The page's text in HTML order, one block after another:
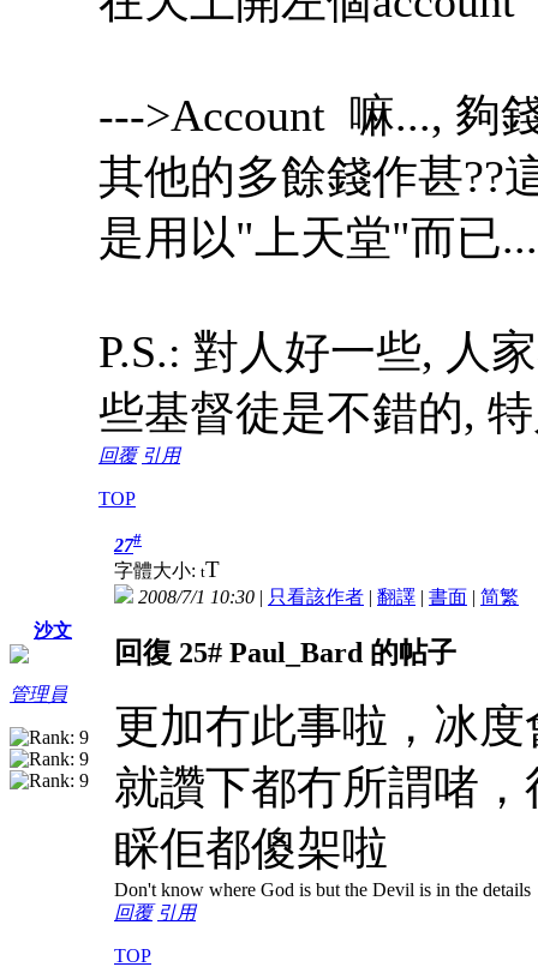
--->Account 嘛..., 夠
其他的多餘錢作甚??
是用以"上天堂"而已...
P.S.: 對人好一些, 人
些基督徒是不錯的,
回覆 引用
TOP
沙文
管理員
27#
字體大小: tT
2008/7/1 10:30 | 只看該作者 | 翻譯 | 書面 | 简繁
回復 25# Paul_Bard 的帖子
更加冇此事啦，冰
就讚下都冇所謂啫
睬佢都傻架啦
Don't know where God is but the Devil is in the details
回覆 引用
TOP